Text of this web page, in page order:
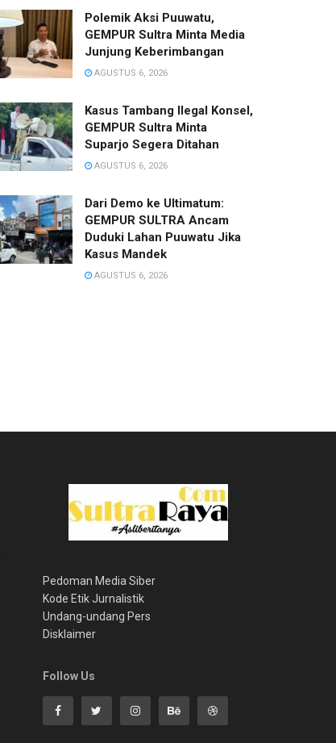
Polemik Aksi Puuwatu,
GEMPUR Sultra Minta Media
Junjung Keberimbangan
AGUSTUS 6, 2026
Kasus Tambang Ilegal Konsel,
GEMPUR Sultra Minta
Suparjo Segera Ditahan
AGUSTUS 6, 2026
Dari Demo ke Ultimatum:
GEMPUR SULTRA Ancam
Duduki Lahan Puuwatu Jika
Kasus Mandek
AGUSTUS 6, 2026
Pedoman Media Siber
Kode Etik Jurnalistik
Undang-undang Pers
Disklaimer
Follow Us